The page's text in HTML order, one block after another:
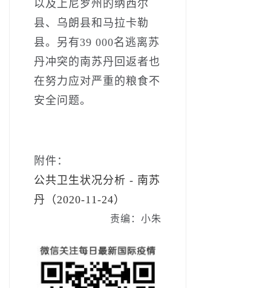
以及上尼罗州的纳西尔
县、乌朗县和马拉卡勒
县。另有39 000名逃离苏
丹冲突的南苏丹回返者也
在努力应对严重的粮食不
安全问题。
附件：
公共卫生状况分析 - 南苏
丹（2020-11-24）
责编：小朱